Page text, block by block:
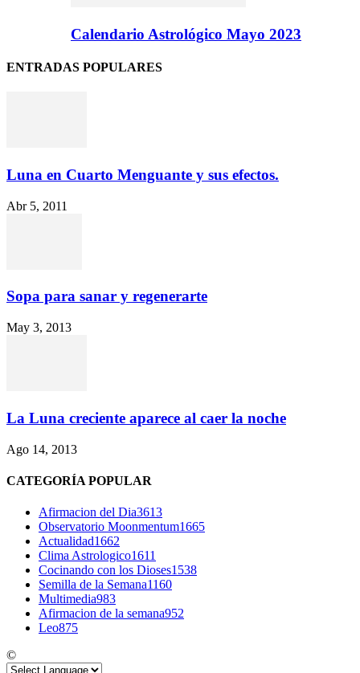
Calendario Astrológico Mayo 2023
ENTRADAS POPULARES
Luna en Cuarto Menguante y sus efectos.
Abr 5, 2011
Sopa para sanar y regenerarte
May 3, 2013
La Luna creciente aparece al caer la noche
Ago 14, 2013
CATEGORÍA POPULAR
Afirmacion del Dia3613
Observatorio Moonmentum1665
Actualidad1662
Clima Astrologico1611
Cocinando con los Dioses1538
Semilla de la Semana1160
Multimedia983
Afirmacion de la semana952
Leo875
©